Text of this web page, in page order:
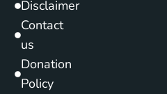
Disclaimer
Contact
us
Donation
Policy